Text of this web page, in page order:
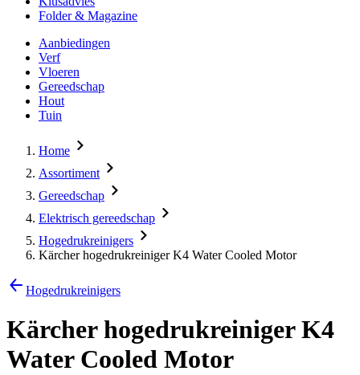
Folder & Magazine
Aanbiedingen
Verf
Vloeren
Gereedschap
Hout
Tuin
Home
Assortiment
Gereedschap
Elektrisch gereedschap
Hogedrukreinigers
Kärcher hogedrukreiniger K4 Water Cooled Motor
Hogedrukreinigers
Kärcher hogedrukreiniger K4
Water Cooled Motor